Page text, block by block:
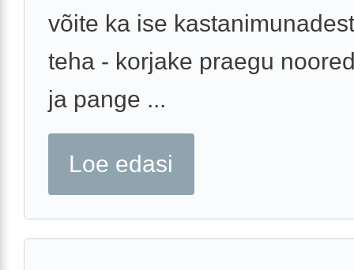
võite ka ise
teha - korjake praegu
ja pange ...
Loe edasi